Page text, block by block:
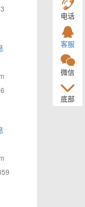
电话
客服
微信
底部